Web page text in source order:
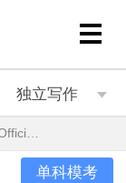
独立写作
单科模考